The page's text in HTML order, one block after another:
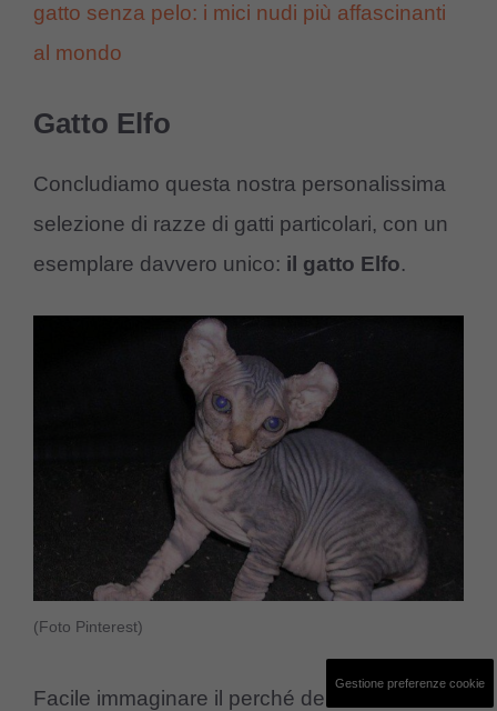
gatto senza pelo: i mici nudi più affascinanti
al mondo
Gatto Elfo
Concludiamo questa nostra personalissima
selezione di razze di gatti particolari, con un
esemplare davvero unico: il gatto Elfo.
(Foto Pinterest)
Facile immaginare il perché del suo nome: la
Gestione preferenze cookie